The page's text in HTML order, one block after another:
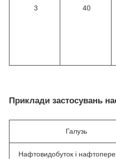
3 40
Приклади застосувань
Галузь
Нафтовидобуток і